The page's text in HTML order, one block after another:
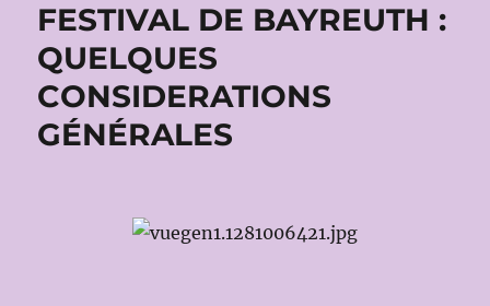
FESTIVAL DE BAYREUTH :
QUELQUES
CONSIDERATIONS
GÉNÉRALES